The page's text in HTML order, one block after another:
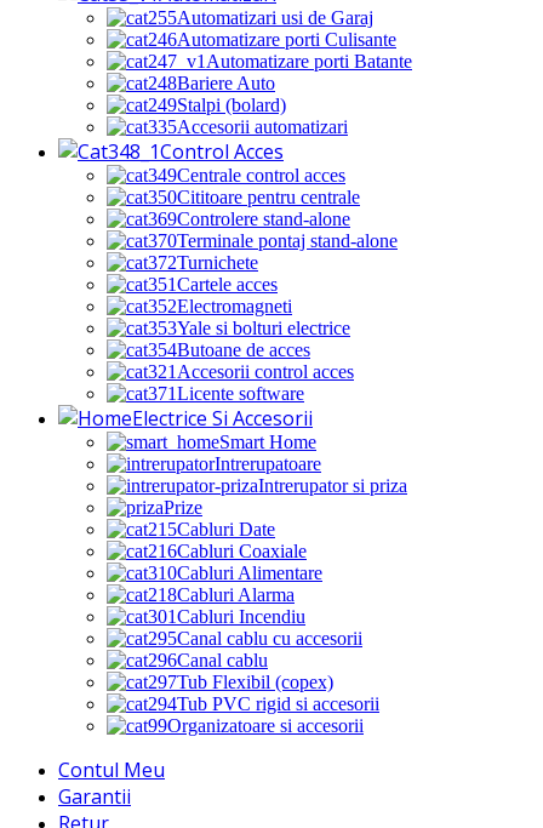
Automatizari usi de Garaj
Automatizare porti Culisante
Automatizare porti Batante
Bariere Auto
Stalpi (bolard)
Accesorii automatizari
Control Acces
Centrale control acces
Cititoare pentru centrale
Controlere stand-alone
Terminale pontaj stand-alone
Turnichete
Cartele acces
Electromagneti
Yale si bolturi electrice
Butoane de acces
Accesorii control acces
Licente software
Electrice Si Accesorii
Smart Home
Intrerupatoare
Intrerupator si priza
Prize
Cabluri Date
Cabluri Coaxiale
Cabluri Alimentare
Cabluri Alarma
Cabluri Incendiu
Canal cablu cu accesorii
Canal cablu
Tub Flexibil (copex)
Tub PVC rigid si accesorii
Organizatoare si accesorii
Contul Meu
Garantii